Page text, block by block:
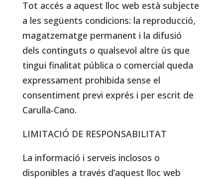
Tot accés a aquest lloc web està subjecte
a les següents condicions: la reproducció,
magatzematge permanent i la difusió
dels continguts o qualsevol altre ús que
tingui finalitat pública o comercial queda
expressament prohibida sense el
consentiment previ exprés i per escrit de
Carulla-Cano.
LIMITACIÓ DE RESPONSABILITAT
La informació i serveis inclosos o
disponibles a través d’aquest lloc web